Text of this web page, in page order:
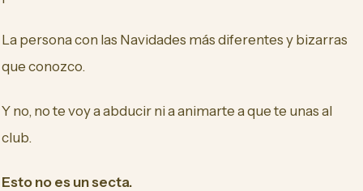
La persona con las Navidades más diferentes y bizarras
que conozco.
Y no, no te voy a abducir ni a animarte a que te unas al
club.
Esto no es un secta.